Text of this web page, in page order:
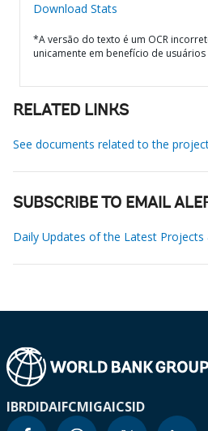
Download Stats
*A versão do texto é um OCR
unicamente em benefício de
RELATED LINKS
See documents related to the
SUBSCRIBE TO EMAIL
Daily Updates of the Latest
IBRDIDAIFCMIGAICSID